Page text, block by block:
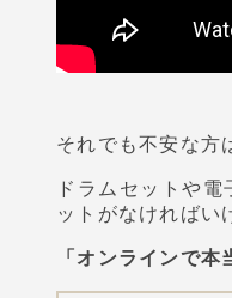
それでも不安な方
ドラムセットや
ットがなければい
「オンラインで